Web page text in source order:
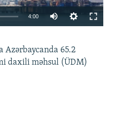
360p 480p
4:00
360p
480p
Azərbaycanda 65.2
daxili məhsul (ÜDM)